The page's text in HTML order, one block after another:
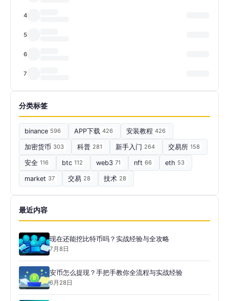
4
5
6
7
分类标签
binance 596 APP下载 426 安装教程 426
加密货币 303 科普 281 新手入门 264 交易所 158
安全 116 btc 112 web3 71 nft 66 eth 53
market 37 交易 28 技术 28
最近内容
现在还能挖比特币吗？实战经验与全攻略
7月8日
安币怎么提现？手把手教你全流程与实战经验
6月28日